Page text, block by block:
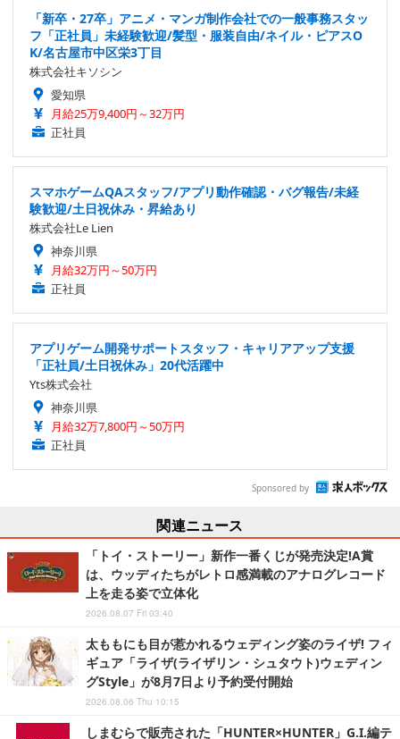
「新卒・27卒」アニメ・マンガ制作会社での一般事務スタッ
フ「正社員」未経験歓迎/髪型・服装自由/ネイル・ピアスO
K/名古屋市中区栄3丁目
株式会社キソシン
愛知県
月給25万9,400円～32万円
正社員
スマホゲームQAスタッフ/アプリ動作確認・バグ報告/未経
験歓迎/土日祝休み・昇給あり
株式会社Le Lien
神奈川県
月給32万円～50万円
正社員
アプリゲーム開発サポートスタッフ・キャリアアップ支援
「正社員/土日祝休み」20代活躍中
Yts株式会社
神奈川県
月給32万7,800円～50万円
正社員
Sponsored by
関連ニュース
「トイ・ストーリー」新作一番くじが発売決定!A賞
は、ウッディたちがレトロ感満載のアナログレコード
上を走る姿で立体化
2026.08.07 Fri 03:40
太ももにも目が惹かれるウェディング姿のライザ! フィ
ギュア「ライザ(ライザリン・シュタウト)ウェディン
グStyle」が8月7日より予約受付開始
2026.08.06 Thu 10:15
しまむらで販売された「HUNTER×HUNTER」G.I.編テ